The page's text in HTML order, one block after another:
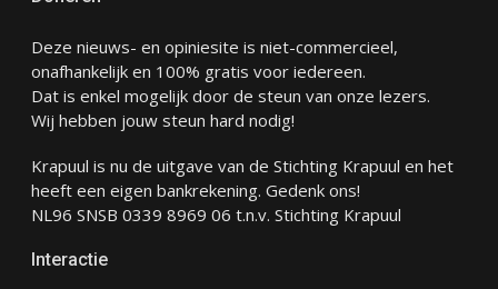
Deze nieuws- en opiniesite is niet-commercieel,
onafhankelijk en 100% gratis voor iedereen.
Dat is enkel mogelijk door de steun van onze lezers.
Wij hebben jouw steun hard nodig!
Krapuul is nu de uitgave van de Stichting Krapuul en het
heeft een eigen bankrekening. Gedenk ons!
NL96 SNSB 0339 8969 06 t.n.v. Stichting Krapuul
Interactie